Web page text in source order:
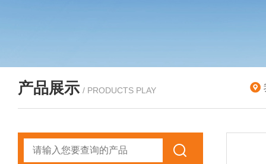
产品展示 / PRODUCTS PLAY